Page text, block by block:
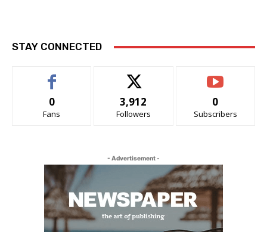
STAY CONNECTED
0
Fans
3,912
Followers
0
Subscribers
- Advertisement -